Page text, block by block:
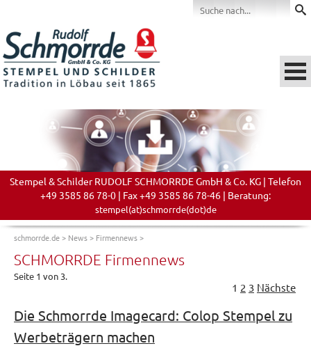
Stempel & Schilder RUDOLF SCHMORRDE GmbH & Co. KG | Telefon
+49 3585 86 78-0 | Fax +49 3585 86 78-46 | Beratung:
stempel(at)schmorrde(dot)de
schmorrde.de> News> Firmennews>
SCHMORRDE Firmennews
Seite 1 von 3.
1 2 3 Nächste
Die Schmorrde Imagecard: Colop Stempel zu
Werbeträgern machen